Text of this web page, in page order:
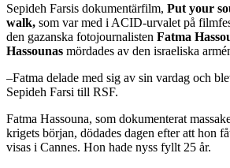
Sepideh Farsis dokumentärfilm, Put your
walk, som var med i ACID-urvalet på
den gazanska fotojournalisten Fatma
Hassounas mördades av den israeliska
–Fatma delade med sig av sin vardag och
Sepideh Farsi till RSF.
Fatma Hassouna, som dokumenterat
krigets början, dödades dagen efter att hon
visas i Cannes. Hon hade nyss fyllt 25 år.